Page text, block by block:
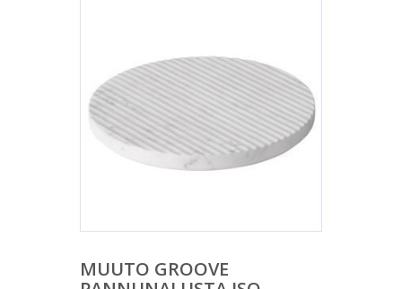
MUUTO GROOVE